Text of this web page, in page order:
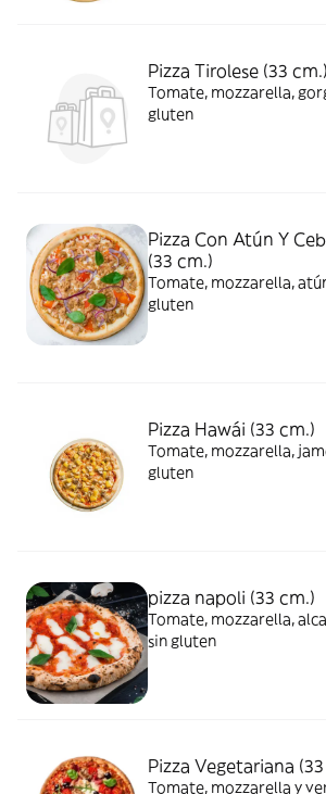
Pizza Tirolese (33 cm.)
Tomate, mozzarella,
gluten
Pizza Con Atún Y
(33 cm.)
Tomate, mozzarella,
gluten
Pizza Hawái (33 cm.)
Tomate, mozzarella,
gluten
pizza napoli (33 cm.)
Tomate, mozzarella,
sin gluten
Pizza Vegetariana
Tomate, mozzarella y